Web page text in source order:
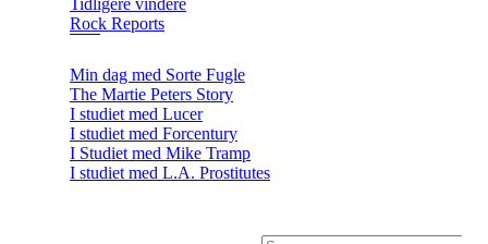
Rock Reports
Min dag med Sorte Fugle
The Martie Peters Story
I studiet med Lucer
I studiet med Forcentury
I Studiet med Mike Tramp
I studiet med L.A. Prostitutes